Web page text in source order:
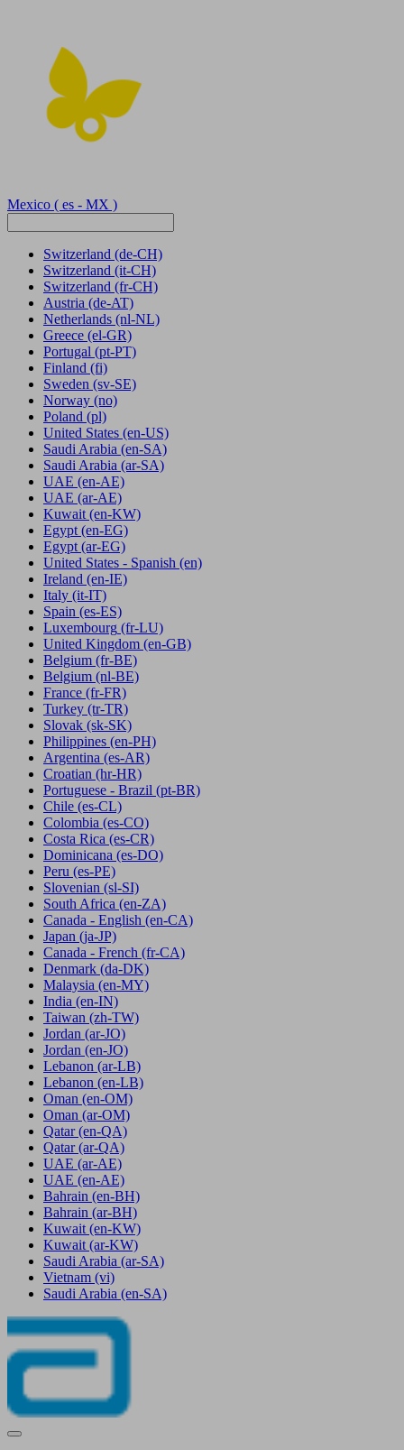
Mexico ( es - MX )
Switzerland (de-CH)
Switzerland (it-CH)
Switzerland (fr-CH)
Austria (de-AT)
Netherlands (nl-NL)
Greece (el-GR)
Portugal (pt-PT)
Finland (fi)
Sweden (sv-SE)
Norway (no)
Poland (pl)
United States (en-US)
Saudi Arabia (en-SA)
Saudi Arabia (ar-SA)
UAE (en-AE)
UAE (ar-AE)
Kuwait (en-KW)
Egypt (en-EG)
Egypt (ar-EG)
United States - Spanish (en)
Ireland (en-IE)
Italy (it-IT)
Spain (es-ES)
Luxembourg (fr-LU)
United Kingdom (en-GB)
Belgium (fr-BE)
Belgium (nl-BE)
France (fr-FR)
Turkey (tr-TR)
Slovak (sk-SK)
Philippines (en-PH)
Argentina (es-AR)
Croatian (hr-HR)
Portuguese - Brazil (pt-BR)
Chile (es-CL)
Colombia (es-CO)
Costa Rica (es-CR)
Dominicana (es-DO)
Peru (es-PE)
Slovenian (sl-SI)
South Africa (en-ZA)
Canada - English (en-CA)
Japan (ja-JP)
Canada - French (fr-CA)
Denmark (da-DK)
Malaysia (en-MY)
India (en-IN)
Taiwan (zh-TW)
Jordan (ar-JO)
Jordan (en-JO)
Lebanon (ar-LB)
Lebanon (en-LB)
Oman (en-OM)
Oman (ar-OM)
Qatar (en-QA)
Qatar (ar-QA)
UAE (ar-AE)
UAE (en-AE)
Bahrain (en-BH)
Bahrain (ar-BH)
Kuwait (en-KW)
Kuwait (ar-KW)
Saudi Arabia (ar-SA)
Vietnam (vi)
Saudi Arabia (en-SA)